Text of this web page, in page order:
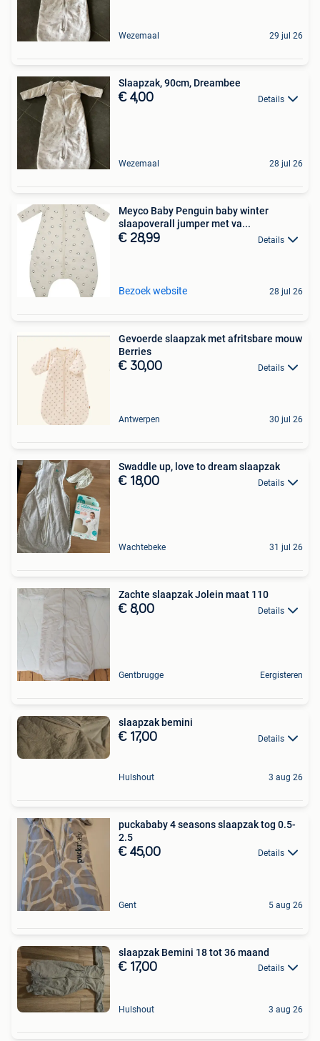
Wezemaal 29 jul 26
Slaapzak, 90cm, Dreambee
€ 4,00 Details
Wezemaal 28 jul 26
Meyco Baby Penguin baby winter
slaapoverall jumper met va...
€ 28,99 Details
Bezoek website 28 jul 26
Gevoerde slaapzak met afritsbare mouw
Berries
€ 30,00 Details
Antwerpen 30 jul 26
Swaddle up, love to dream slaapzak
€ 18,00 Details
Wachtebeke 31 jul 26
Zachte slaapzak Jolein maat 110
€ 8,00 Details
Gentbrugge Eergisteren
slaapzak bemini
€ 17,00 Details
Hulshout 3 aug 26
puckababy 4 seasons slaapzak tog 0.5-
2.5
€ 45,00 Details
Gent 5 aug 26
slaapzak Bemini 18 tot 36 maand
€ 17,00 Details
Hulshout 3 aug 26